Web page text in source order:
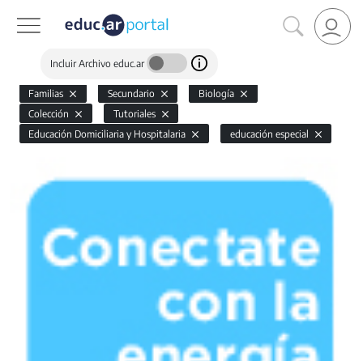
Incluir Archivo educ.ar
Familias Secundario
Biología
Colección
Tutoriales
Educación Domiciliaria y Hospitalaria
educación especial